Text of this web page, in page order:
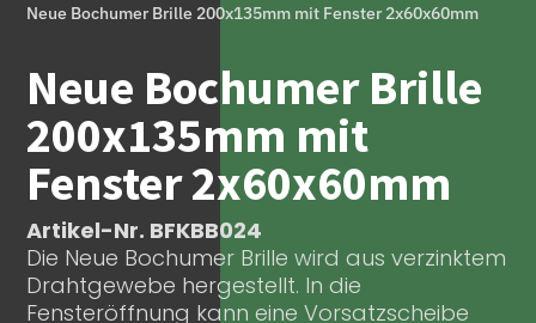
Neue Bochumer Brille 200x135mm mit Fenster 2x60x60mm
Neue Bochumer Brille
200x135mm mit
Fenster 2x60x60mm
Artikel-Nr. BFKBB024
Die Neue Bochumer Brille wird aus verzinktem
Drahtgewebe hergestellt. In die
Fensteröffnung kann eine Vorsatzscheibe